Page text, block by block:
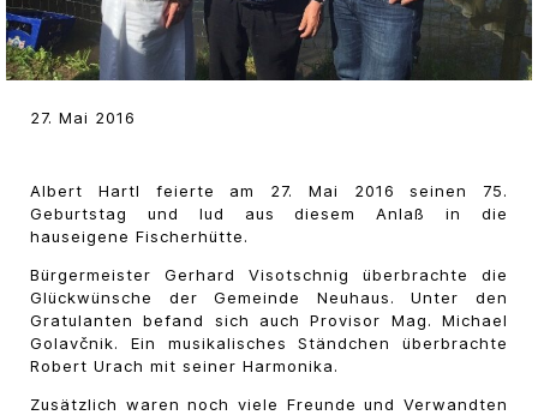
27. Mai 2016
Albert Hartl feierte am 27. Mai 2016 seinen 75.
Geburtstag und lud aus diesem Anlaß in die
hauseigene Fischerhütte.
Bürgermeister Gerhard Visotschnig überbrachte die
Glückwünsche der Gemeinde Neuhaus. Unter den
Gratulanten befand sich auch Provisor Mag. Michael
Golavčnik. Ein musikalisches Ständchen überbrachte
Robert Urach mit seiner Harmonika.
Zusätzlich waren noch viele Freunde und Verwandten